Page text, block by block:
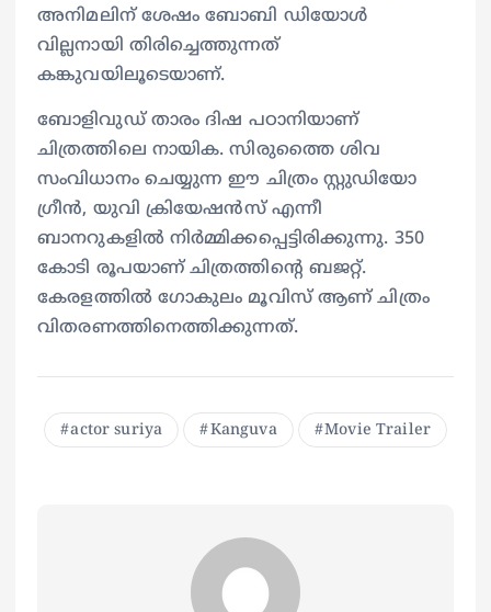
അനിമലിന് ശേഷം ബോബി ഡിയോൾ
വില്ലനായി തിരിച്ചെത്തുന്നത്
കങ്കുവയിലൂടെയാണ്.
ബോളിവുഡ് താരം ദിഷ പഠാനിയാണ്
ചിത്രത്തിലെ നായിക. സിരുത്തൈ ശിവ
സംവിധാനം ചെയ്യുന്ന ഈ ചിത്രം സ്റ്റുഡിയോ
ഗ്രീൻ, യുവി ക്രിയേഷൻസ് എന്നീ
ബാനറുകളിൽ നിർമ്മിക്കപ്പെട്ടിരിക്കുന്നു. 350
കോടി രൂപയാണ് ചിത്രത്തിന്റെ ബജറ്റ്.
കേരളത്തിൽ ഗോകുലം മൂവിസ് ആണ് ചിത്രം
വിതരണത്തിനെത്തിക്കുന്നത്.
actor suriya Kanguva Movie Trailer